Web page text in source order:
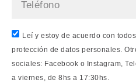
Leí y estoy de acuerdo con
protección de datos personales.
sociales: Facebook o Instagram,
a viernes, de 8hs a 17:30hs.